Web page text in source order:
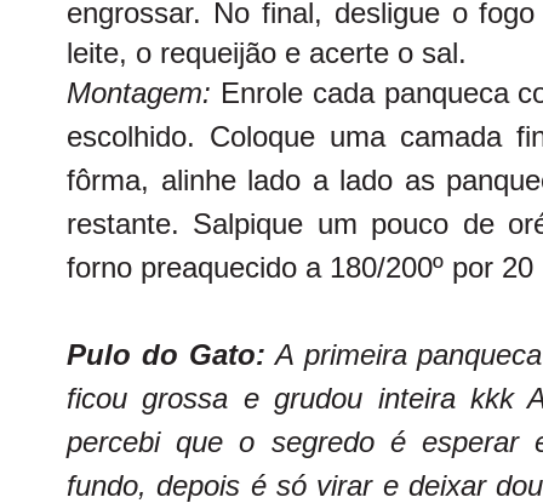
engrossar. No final, desligue o
leite, o requeijão e acerte o sal.
Montagem: Enrole cada panqueca
escolhido. Coloque uma camada
fôrma, alinhe lado a lado as
restante. Salpique um pouco de
forno preaquecido a 180/200º por
Pulo do Gato: A primeira
ficou grossa e grudou inteira kkk
percebi que o segredo é esperar
fundo, depois é só virar e deixar